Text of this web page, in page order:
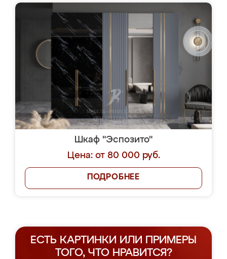
Шкаф "Эспозито"
Цена: от 80 000 руб.
ПОДРОБНЕЕ
ЕСТЬ КАРТИНКИ ИЛИ ПРИМЕРЫ
ТОГО, ЧТО НРАВИТСЯ?